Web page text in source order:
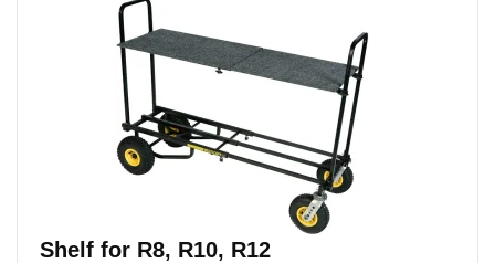
Shelf for R8, R10, R12